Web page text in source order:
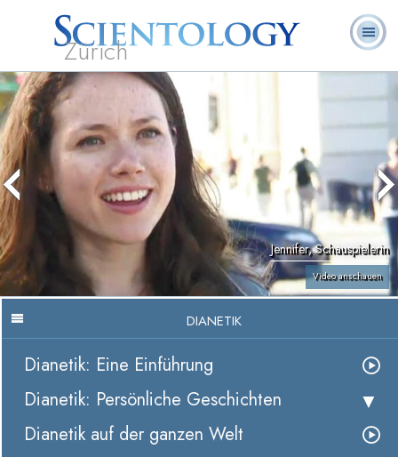
Zürich
L. Ron
Hubbard
Was ist
Scientology?
Ehrenamtliche
Geistliche
Jennifer, Schauspielerin
Video anschauen
DIANETIK
Dianetik: Eine Einführung
Dianetik: Persönliche Geschichten
Dianetik auf der ganzen Welt